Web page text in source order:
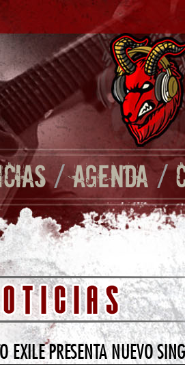
/AGENDA/
EXILE PRESENTA NUEVO